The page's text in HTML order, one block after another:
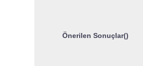
Önerilen Sonuçlar()